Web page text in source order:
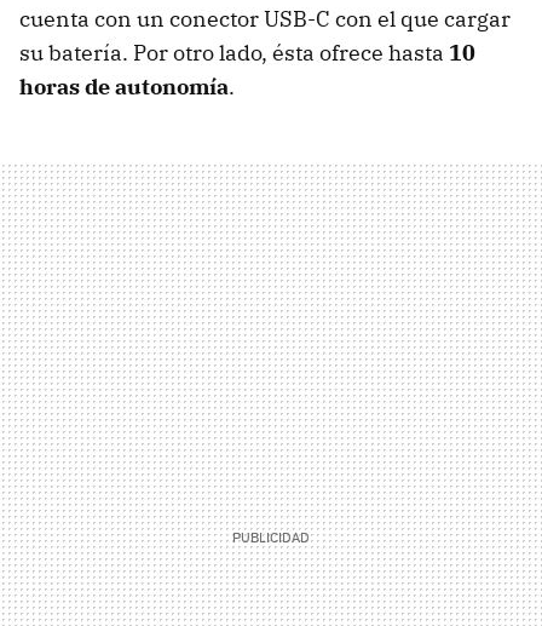
cuenta con un conector USB-C con el que cargar
su batería. Por otro lado, ésta ofrece hasta 10
horas de autonomía.